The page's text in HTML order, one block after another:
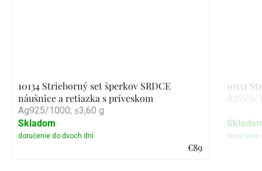
10134 Strieborný set šperkov SRDCE
náušnice a retiazka s príveskom
Ag925/1000; ≤3,60 g
€89
Skladom
10151